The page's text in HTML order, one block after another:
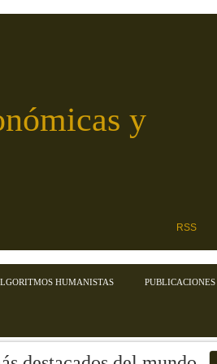
y
RSS
HUMANISTAS PUBLICACIONES